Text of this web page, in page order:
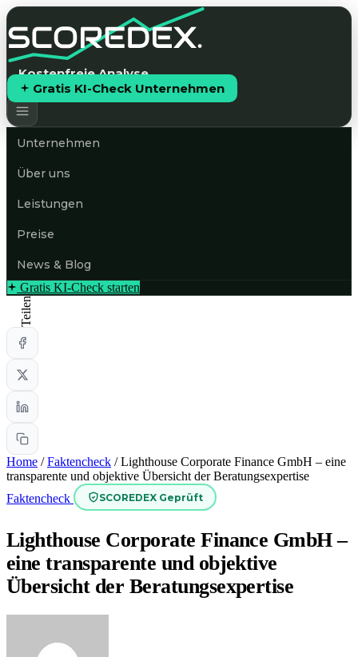
Kostenfreie Analyse
Gratis KI-Check Unternehmen
Unternehmen
Über uns
Leistungen
Preise
News & Blog
Gratis KI-Check starten
Teilen
Home / Faktencheck / Lighthouse Corporate Finance GmbH – eine
transparente und objektive Übersicht der Beratungsexpertise
Faktencheck
SCOREDEX Geprüft
Lighthouse Corporate Finance GmbH –
eine transparente und objektive
Übersicht der Beratungsexpertise